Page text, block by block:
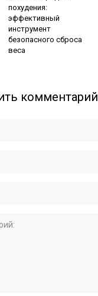
похудения:
эффективный
инструмент
безопасного сброса
веса
комментарий